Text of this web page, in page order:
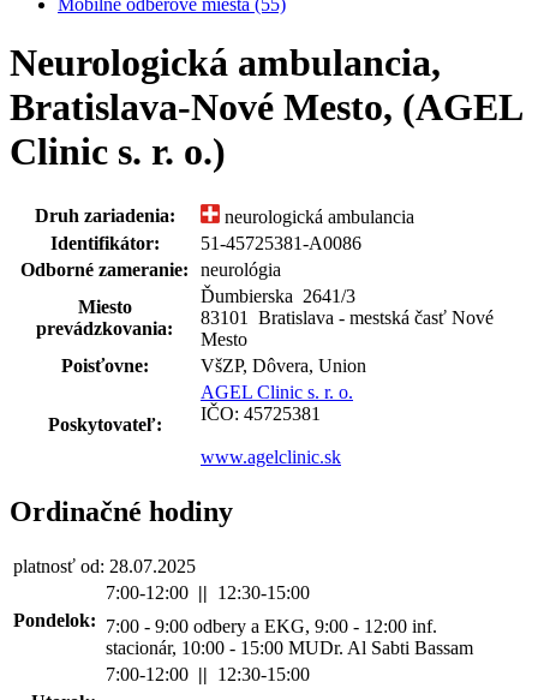
Mobilné odberové miesta (55)
Neurologická ambulancia,
Bratislava-Nové Mesto, (AGEL
Clinic s. r. o.)
Druh zariadenia:
neurologická ambulancia
Identifikátor:
51-45725381-A0086
Odborné zameranie:
neurológia
Miesto
prevádzkovania:
Ďumbierska 2641/3
83101 Bratislava - mestská časť Nové
Mesto
Poisťovne:
VšZP, Dôvera, Union
Poskytovateľ:
AGEL Clinic s. r. o.
IČO: 45725381
www.agelclinic.sk
Ordinačné hodiny
platnosť od: 28.07.2025
Pondelok:
7:00-12:00 || 12:30-15:00
7:00 - 9:00 odbery a EKG, 9:00 - 12:00 inf.
stacionár, 10:00 - 15:00 MUDr. Al Sabti Bassam
7:00-12:00 || 12:30-15:00